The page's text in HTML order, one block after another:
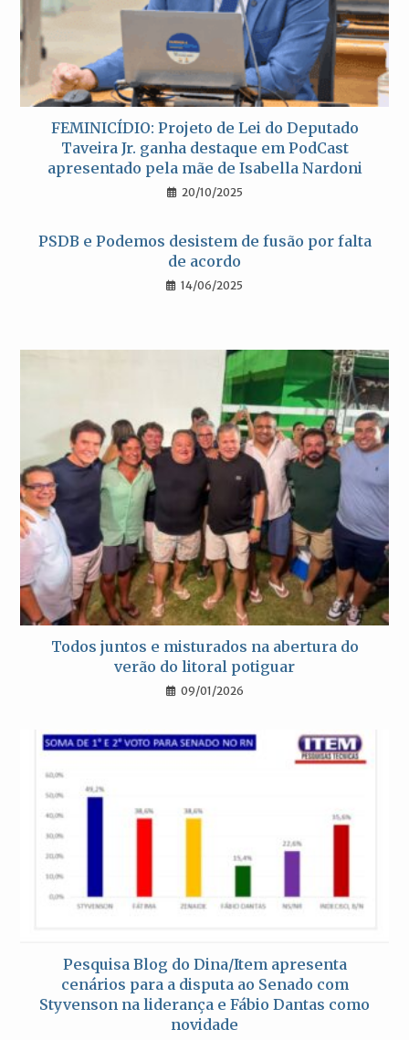
FEMINICÍDIO: Projeto de Lei do Deputado
Taveira Jr. ganha destaque em PodCast
apresentado pela mãe de Isabella Nardoni
20/10/2025
PSDB e Podemos desistem de fusão por falta
de acordo
14/06/2025
Todos juntos e misturados na abertura do
verão do litoral potiguar
09/01/2026
Pesquisa Blog do Dina/Item apresenta
cenários para a disputa ao Senado com
Styvenson na liderança e Fábio Dantas como
novidade